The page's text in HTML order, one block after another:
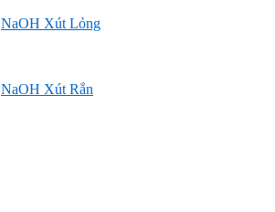
NaOH Xút Lỏng
NaOH Xút Rắn